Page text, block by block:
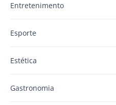
Entretenimento
Esporte
Estética
Gastronomia